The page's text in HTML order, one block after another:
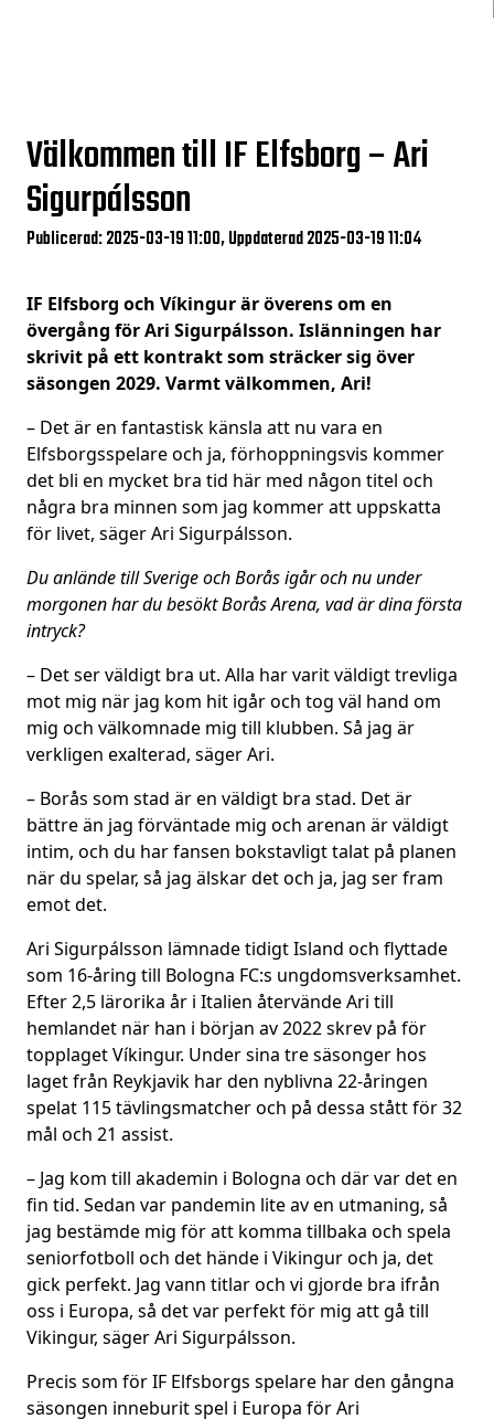
Välkommen till IF Elfsborg – Ari
Sigurpálsson
Publicerad: 2025-03-19 11:00, Uppdaterad 2025-03-19 11:04
IF Elfsborg och Víkingur är överens om en
övergång för Ari Sigurpálsson. Islänningen har
skrivit på ett kontrakt som sträcker sig över
säsongen 2029. Varmt välkommen, Ari!
– Det är en fantastisk känsla att nu vara en
Elfsborgsspelare och ja, förhoppningsvis kommer
det bli en mycket bra tid här med någon titel och
några bra minnen som jag kommer att uppskatta
för livet, säger Ari Sigurpálsson.
Du anlände till Sverige och Borås igår och nu under
morgonen har du besökt Borås Arena, vad är dina första
intryck?
– Det ser väldigt bra ut. Alla har varit väldigt trevliga
mot mig när jag kom hit igår och tog väl hand om
mig och välkomnade mig till klubben. Så jag är
verkligen exalterad, säger Ari.
– Borås som stad är en väldigt bra stad. Det är
bättre än jag förväntade mig och arenan är väldigt
intim, och du har fansen bokstavligt talat på planen
när du spelar, så jag älskar det och ja, jag ser fram
emot det.
Ari Sigurpálsson lämnade tidigt Island och flyttade
som 16-åring till Bologna FC:s ungdomsverksamhet.
Efter 2,5 lärorika år i Italien återvände Ari till
hemlandet när han i början av 2022 skrev på för
topplaget Víkingur. Under sina tre säsonger hos
laget från Reykjavik har den nyblivna 22-åringen
spelat 115 tävlingsmatcher och på dessa stått för 32
mål och 21 assist.
– Jag kom till akademin i Bologna och där var det en
fin tid. Sedan var pandemin lite av en utmaning, så
jag bestämde mig för att komma tillbaka och spela
seniorfotboll och det hände i Vikingur och ja, det
gick perfekt. Jag vann titlar och vi gjorde bra ifrån
oss i Europa, så det var perfekt för mig att gå till
Vikingur, säger Ari Sigurpálsson.
Precis som för IF Elfsborgs spelare har den gångna
säsongen inneburit spel i Europa för Ari